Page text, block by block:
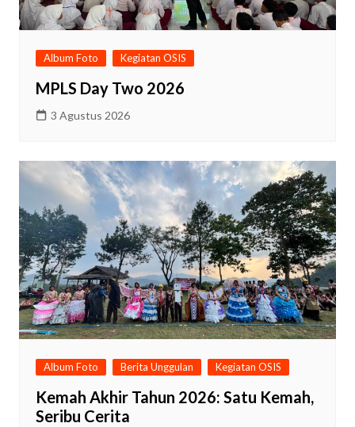
Album Foto Kegiatan OSIS
MPLS Day Two 2026
3 Agustus 2026
Album Foto Berita Unggulan Kegiatan OSIS
Kemah Akhir Tahun 2026: Satu Kemah,
Seribu Cerita